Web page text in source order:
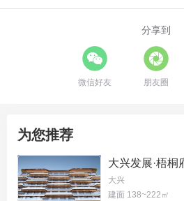
分享到
微信好友 朋友圈
为您推荐
大兴发展·梧桐
大兴
建面 138~222㎡